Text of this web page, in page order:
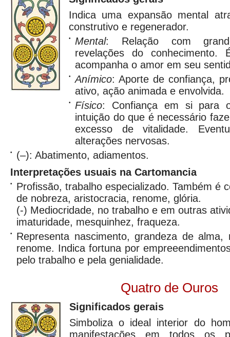
Indica uma expansão mental
construtivo e regenerador.
• Mental: Relação com
revelações do conhecimento.
acompanha o amor em seu
• Anímico: Aporte de confiança,
ativo, ação animada e envolvida.
• Físico: Confiança em si para
intuição do que é necessário
excesso de vitalidade.
alterações nervosas.
•
(–): Abatimento, adiamentos.
Interpretações usuais na Cartomancia
•
Profissão, trabalho especializado. Também é
de nobreza, aristocracia, renome, glória.
(-) Mediocridade, no trabalho e em outras
imaturidade, mesquinhez, fraqueza.
•
Representa nascimento, grandeza de alma,
renome. Indica fortuna por
pelo trabalho e pela genialidade.
Quatro de Ouros
Significados gerais
Simboliza o ideal interior do
manifestações em todos os